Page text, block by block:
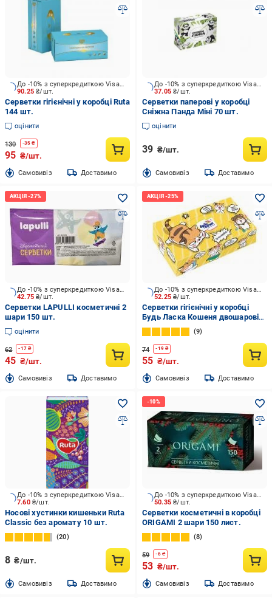
90.25₴/шт.
До -10% з суперкредиткою Visa Вигода
Серветки гігієнічні у коробці Ruta
144 шт.
оцінити
130 -35 ₴
95 ₴/шт.
Cамовивіз Доставимо
37.05₴/шт.
До -10% з суперкредиткою Visa Вигода
Серветки паперові у коробці
Сніжна Панда Міні 70 шт.
оцінити
39 ₴/шт.
Cамовивіз Доставимо
42.75₴/шт.
До -10% з суперкредиткою Visa Вигода
Серветки LAPULLI косметичні 2
шари 150 шт.
оцінити
62 -17 ₴
45 ₴/шт.
Cамовивіз Доставимо
52.25₴/шт.
До -10% з суперкредиткою Visa Вигода
Серветки гігієнічні у коробці
Будь Ласка Кошеня двошарові
150 шт.
9
74 -19₴
55 ₴/шт.
Cамовивіз Доставимо
7.60 ₴/шт.
До -10% з суперкредиткою Visa Вигода
Носові хустинки кишеньки Ruta
Classic без аромату 10 шт.
20
8 ₴/шт.
Cамовивіз Доставимо
50.35₴/шт.
До -10% з суперкредиткою Visa Вигода
Серветки косметичні в коробці
ORIGAMI 2 шари 150 лист.
8
59 -6₴
53 ₴/шт.
Cамовивіз Доставимо